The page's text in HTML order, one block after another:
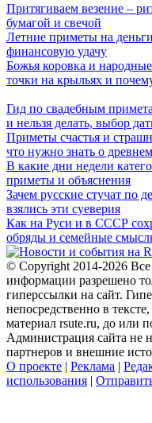
Притягиваем везение –
бумагой и свечой
Летние приметы на
финансовую удачу
Божья коровка и
точки на крыльях и
Гид по свадебным
и нельзя делать, выбор
Приметы счастья и
что нужно знать о
В какие дни недели
приметы и объяснения
Зачем русские стучат по
взялись эти суеверия
Как на Руси и в СССР
обряды и семейные
© Copyright 2014-2026
информации разрешено
гиперссылки на сайт.
непосредственно в
материал rsute.ru, до или
Администрация сайта не
партнеров и внешние
О проекте | Реклама |
использования |